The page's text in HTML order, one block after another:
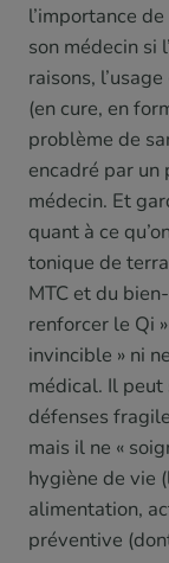
l’importance
son médecin si
raisons,
(en cure, en
problème de
encadré par
médecin. Et
quant à ce
tonique de
MTC et du
renforcer le Qi
invincible » ni
médical. Il peut
défenses
mais il ne «
hygiène de vie
alimentation,
préventive